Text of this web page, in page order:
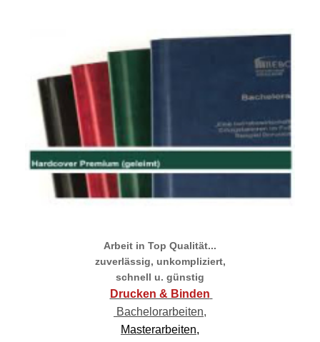
Arbeit in Top Qualität...
zuverlässig, unkompliziert,
schnell u. günstig
Drucken & Binden
Bachelorarbeiten,
Masterarbeiten,